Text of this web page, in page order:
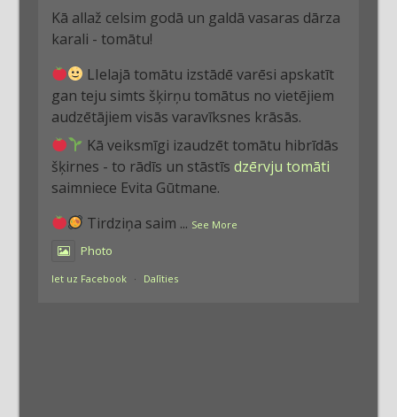
Kā allaž celsim godā un galdā vasaras dārza
karali - tomātu!
LIelajā tomātu izstādē varēsi apskatīt
gan teju simts šķirņu tomātus no vietējiem
audzētājiem visās varavīksnes krāsās.
Kā veiksmīgi izaudzēt tomātu hibrīdās
šķirnes - to rādīs un stāstīs dzērvju tomāti
saimniece Evita Gūtmane.
Tirdziņa saim ... See More
Photo
Iet uz Facebook · Dalīties